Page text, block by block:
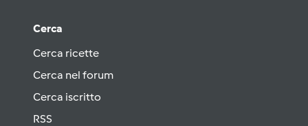
Cerca
Cerca ricette
Cerca nel forum
Cerca iscritto
RSS